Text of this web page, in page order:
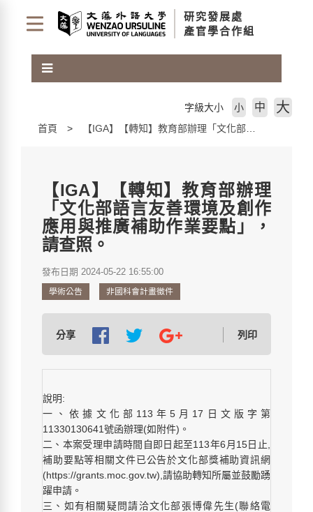
首頁
字級大小 小 中 大
【IGA】【轉知】教育部辦理
「文化部語言友善環境及創作
應用與推廣補助作業要點」，
請查照。
發布日期 2024-05-22 16:55:00
學術公告 非國科會計畫徵件
分享 列印
說明:
一、依據文化部113年5月17日文版字第
11330130641號函辦理(如附件)。
二、本案受理申請時間自即日起至113年6月15日止,
補助要點等相關文件已公告於文化部獎補助資訊網
(https://grants.moc.gov.tw),請協助轉知所屬並鼓勵踴
躍申請。
三、如有相關疑問請洽文化部張博偉先生(聯絡電
研究發展處
產官學合作組